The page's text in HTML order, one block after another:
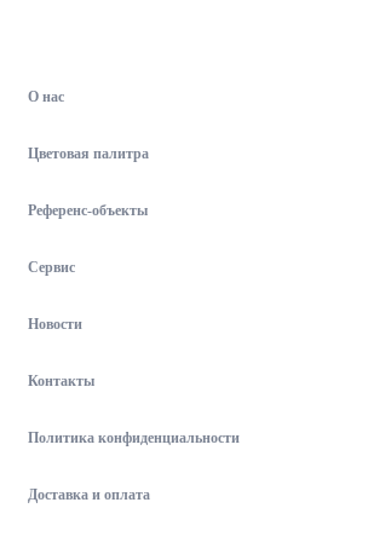
О нас
Цветовая палитра
Референс-объекты
Сервис
Новости
Контакты
Политика конфиденциальности
Доставка и оплата